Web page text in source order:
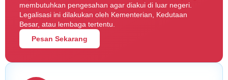
membutuhkan pengesahan agar diakui di luar negeri.
Legalisasi ini dilakukan oleh Kementerian, Kedutaan
Besar, atau lembaga tertentu.
Pesan Sekarang